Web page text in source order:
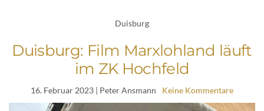
Duisburg
Duisburg: Film Marxlohland läuft
im ZK Hochfeld
16. Februar 2023 | Peter Ansmann Keine Kommentare